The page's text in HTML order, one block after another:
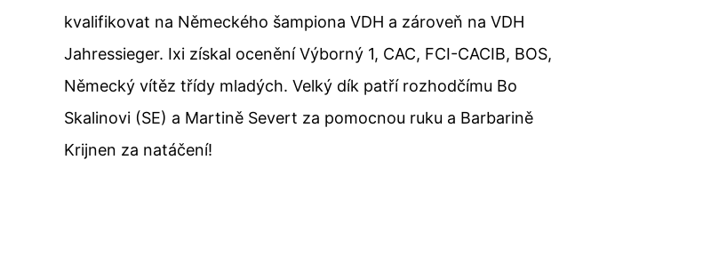
kvalifikovat na Německého šampiona VDH a zároveň na VDH
Jahressieger. Ixi získal ocenění Výborný 1, CAC, FCI-CACIB, BOS,
Německý vítěz třídy mladých. Velký dík patří rozhodčímu Bo
Skalinovi (SE) a Martině Severt za pomocnou ruku a Barbarině
Krijnen za natáčení!